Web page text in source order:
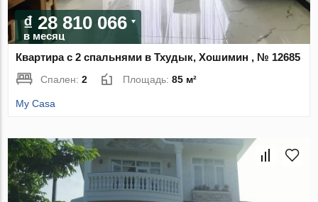
₫ 28 810 066
в месяц
Квартира с 2 спальнями в Тхудык, Хошимин , № 12685
Спален:2 Площадь:85 м²
My Casa